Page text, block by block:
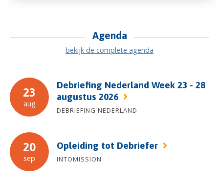
Agenda
bekijk de complete agenda
23
aug
Debriefing Nederland Week 23 - 28
augustus 2026
DEBRIEFING NEDERLAND
20
sep
Opleiding tot Debriefer
INTOMISSION